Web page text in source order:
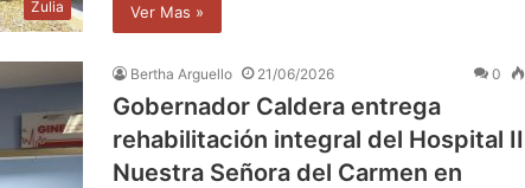
Zulia Ver Mas »
Bertha Arguello 21/06/2026 0
Gobernador Caldera entrega
rehabilitación integral del Hospital II
Nuestra Señora del Carmen en